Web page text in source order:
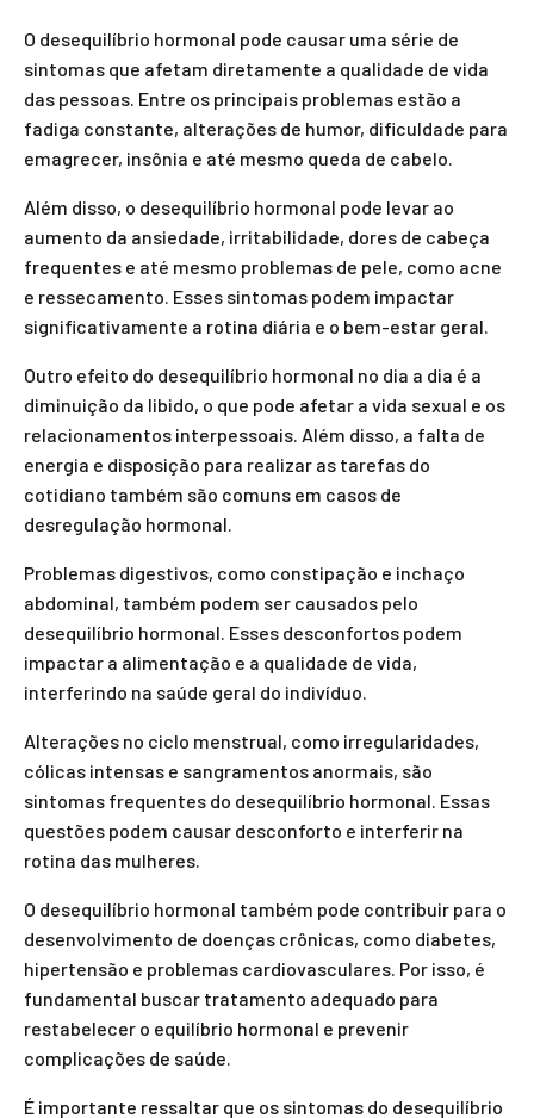
O desequilíbrio hormonal pode causar uma série de
sintomas que afetam diretamente a qualidade de vida
das pessoas. Entre os principais problemas estão a
fadiga constante, alterações de humor, dificuldade para
emagrecer, insônia e até mesmo queda de cabelo.
Além disso, o desequilíbrio hormonal pode levar ao
aumento da ansiedade, irritabilidade, dores de cabeça
frequentes e até mesmo problemas de pele, como acne
e ressecamento. Esses sintomas podem impactar
significativamente a rotina diária e o bem-estar geral.
Outro efeito do desequilíbrio hormonal no dia a dia é a
diminuição da libido, o que pode afetar a vida sexual e os
relacionamentos interpessoais. Além disso, a falta de
energia e disposição para realizar as tarefas do
cotidiano também são comuns em casos de
desregulação hormonal.
Problemas digestivos, como constipação e inchaço
abdominal, também podem ser causados pelo
desequilíbrio hormonal. Esses desconfortos podem
impactar a alimentação e a qualidade de vida,
interferindo na saúde geral do indivíduo.
Alterações no ciclo menstrual, como irregularidades,
cólicas intensas e sangramentos anormais, são
sintomas frequentes do desequilíbrio hormonal. Essas
questões podem causar desconforto e interferir na
rotina das mulheres.
O desequilíbrio hormonal também pode contribuir para o
desenvolvimento de doenças crônicas, como diabetes,
hipertensão e problemas cardiovasculares. Por isso, é
fundamental buscar tratamento adequado para
restabelecer o equilíbrio hormonal e prevenir
complicações de saúde.
É importante ressaltar que os sintomas do desequilíbrio